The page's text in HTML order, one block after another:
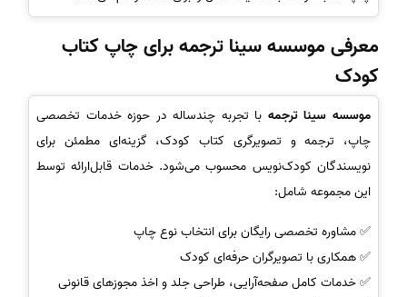
معرفی موسسه سینا ترجمه برای چاپ کتاب
کودک
موسسه سینا ترجمه با تجربه چندساله در حوزه خدمات تخصصی
چاپ، ترجمه و تصویرگری کتاب کودک، گزینه‌ای مطمئن برای
نویسندگان کودک‌نویس محسوب می‌شود. خدمات قابل‌ارائه توسط
این مجموعه شامل:
✅ مشاوره تخصصی رایگان برای انتخاب نوع چاپ
✅ همکاری با تصویرگران حرفه‌ای کودک
✅ خدمات کامل صفحه‌آرایی، طراحی جلد و اخذ مجوزهای قانونی